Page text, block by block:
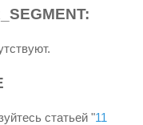
статьей "11